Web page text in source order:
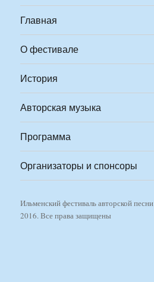
Главная
О фестивале
История
Авторская музыка
Программа
Организаторы и спонсоры
Ильменский фестиваль авторской песни
2016. Все права защищены